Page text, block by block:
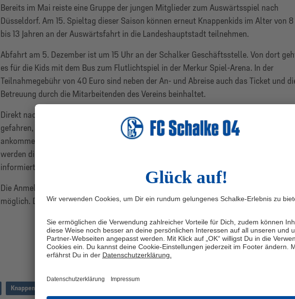
Bereits im Mai reiste eine Gruppe der jungen Mitglieder zum Auswärtsspiel nach
Düsseldorf. Am 15. Spieltag dieser Saison können erneut Knappenkids im Alter von 8
bis 13 Jahren an der Auswärtsfahrt in die Landeshauptstadt teilnehmen.
Abfahrt am 5. Dezember ist um 15 Uhr an der Schalker Geschäftsstelle. Von dort
es für die Kids mit dem Bus zum Flutlichtspiel in der Merkur Spiel-Arena. In der
Teilnahmegebühr von 40 Euro sind neben der An- und Abreise auch das Ticket und
Betreuung durch die Mitarbeitenden des Vereins beinhaltet.
Direkt nach Abpfiff der Partie werden die Kids mit dem Bus zurück nach Gelsenkirchen
gefahren, sodass sie gegen 21.30 Uhr wieder an der Geschäftsstelle des S04
ankommen. Sollten sich mehr Kinder anmelden als Plätze zur Verfügung stehen,
werden die Teilnehmenden per Losverfahren bestimmt und rechtzeitig darüber
informiert.
Die Anmeldung für die Auswärtsfahrt ist ab sofort über das untenstehende Formular
möglich. Der Anmeldezeitraum endet am 30. November um 19.04 Uhr.
Knappenkids